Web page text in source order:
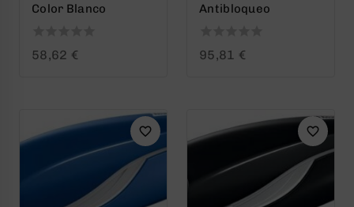
Color Blanco
0
58,62 €
Antibloqueo
0
95,81 €